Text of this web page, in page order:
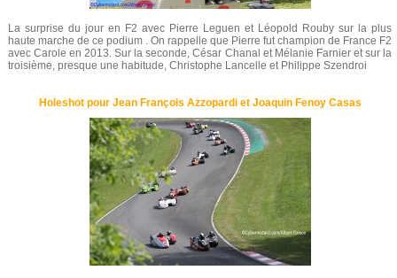
La surprise du jour en F2 avec Pierre Leguen et Léopold Rouby sur la plus
haute marche de ce podium . On rappelle que Pierre fut champion de France F2
avec Carole en 2013. Sur la seconde, César Chanal et Mélanie Farnier et sur la
troisième, presque une habitude, Christophe Lancelle et Philippe Szendroi
Holeshot pour Jean François Azzopardi et Joaquin Fenoy Casas